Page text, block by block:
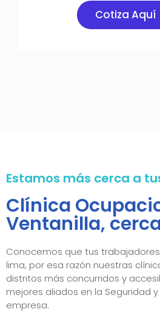
Cotiza Aquí
Estamos más cerca a
Clínica
Ventanilla,
Conocemos que tus
lima, por esa razón nuestras
distritos más concurridos y
mejores aliados en la Seguridad
empresa.